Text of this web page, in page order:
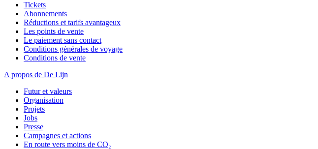
Tickets
Abonnements
Réductions et tarifs avantageux
Les points de vente
Le paiement sans contact
Conditions générales de voyage
Conditions de vente
A propos de De Lijn
Futur et valeurs
Organisation
Projets
Jobs
Presse
Campagnes et actions
En route vers moins de CO₂